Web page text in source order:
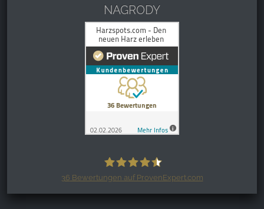
NAGRODY
36 Bewertungen auf ProvenExpert.com